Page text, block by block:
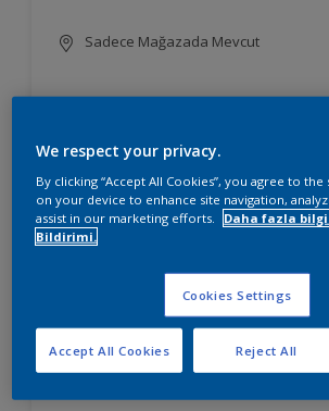
Sadece Mağazada Mevcut
Silikonlu İpek Mat
YÜZEY HATALARINI
LEKELERİ GİZLER
We respect your privacy.
By clicking “Accept All Cookies”, you agree to
on your device to enhance site navigation,
assist in our marketing efforts.
Daha fazla
Bildirimi.
Cookies Settings
Reject All
Accept All Cookies